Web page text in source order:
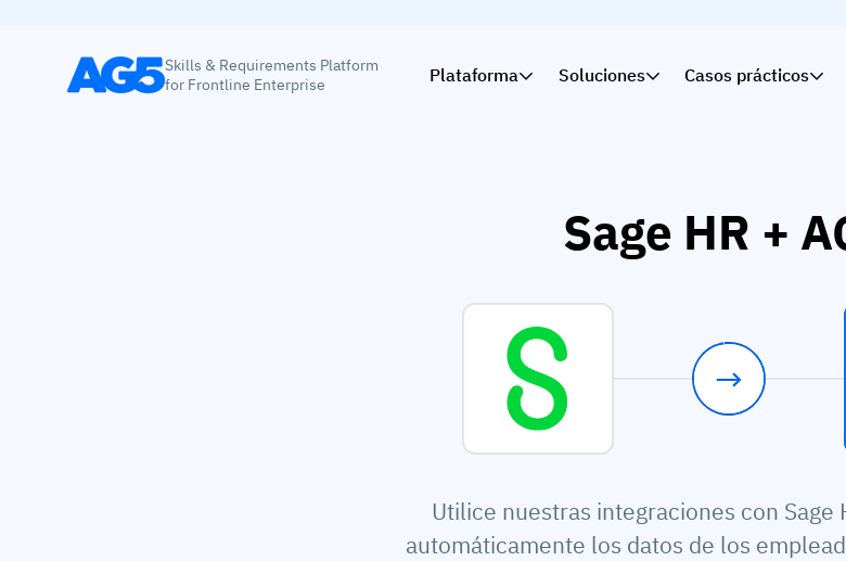
Skills & Requirements Platform
for Frontline Enterprise
Plataforma Soluciones Casos prácticos
Sage HR +
Utilice nuestras integraciones con Sage
automáticamente los datos de los